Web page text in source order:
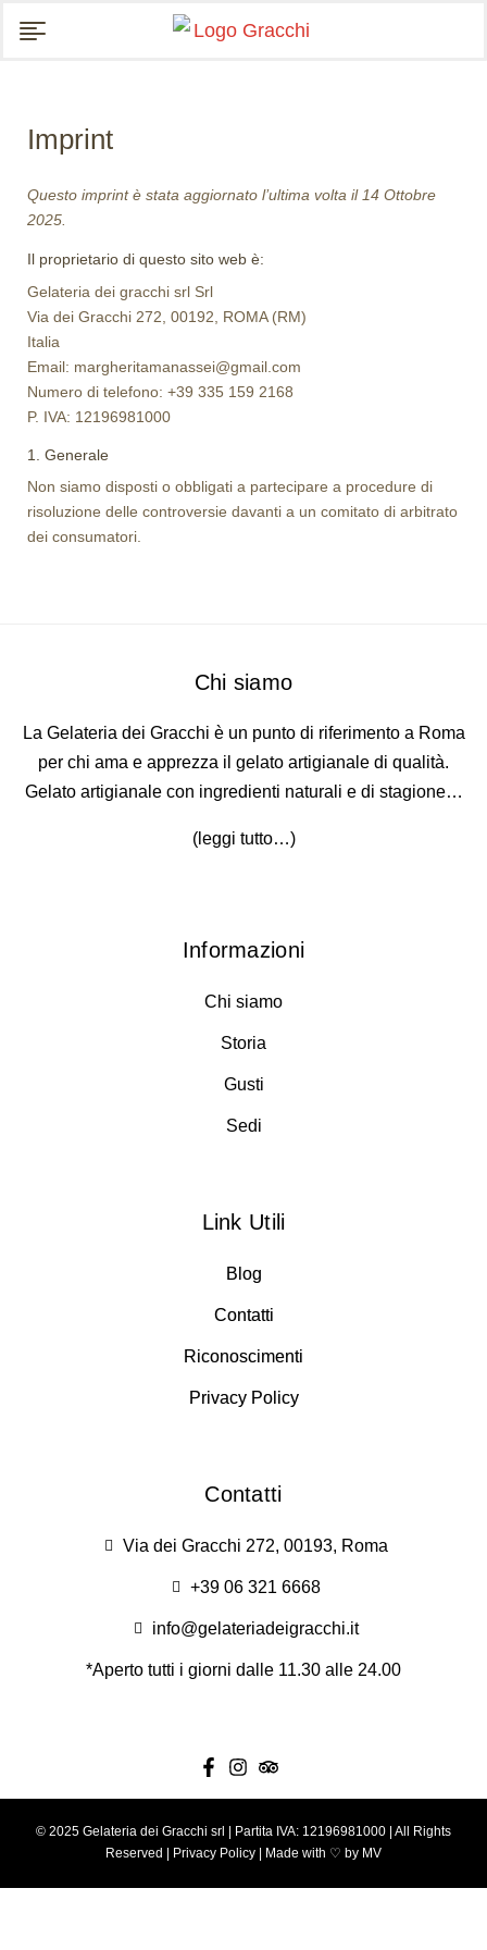
Imprint
Questo imprint è stata aggiornato l’ultima volta il 14 Ottobre
2025.
Il proprietario di questo sito web è:
Gelateria dei gracchi srl Srl
Via dei Gracchi 272, 00192, ROMA (RM)
Italia
Email: margheritamanassei@gmail.com
Numero di telefono: +39 335 159 2168
P. IVA: 12196981000
1. Generale
Non siamo disposti o obbligati a partecipare a procedure di
risoluzione delle controversie davanti a un comitato di arbitrato
dei consumatori.
Chi siamo
La Gelateria dei Gracchi è un punto di riferimento a Roma
per chi ama e apprezza il gelato artigianale di qualità.
Gelato artigianale con ingredienti naturali e di stagione…
(leggi tutto…)
Informazioni
Chi siamo
Storia
Gusti
Sedi
Link Utili
Blog
Contatti
Riconoscimenti
Privacy Policy
Contatti
Via dei Gracchi 272, 00193, Roma
+39 06 321 6668
info@gelateriadeigracchi.it
*Aperto tutti i giorni dalle 11.30 alle 24.00
© 2025 Gelateria dei Gracchi srl | Partita IVA: 12196981000 | All Rights
Reserved |
Privacy Policy | Made with ♡ by MV